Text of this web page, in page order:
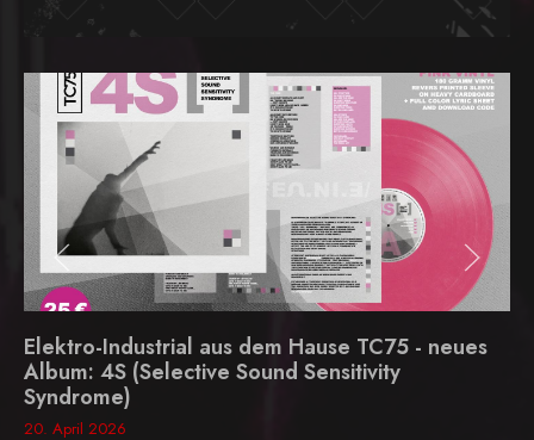
Elektro-Industrial aus dem Hause TC75 - neues
Album: 4S (Selective Sound Sensitivity
Syndrome)
20. April 2026